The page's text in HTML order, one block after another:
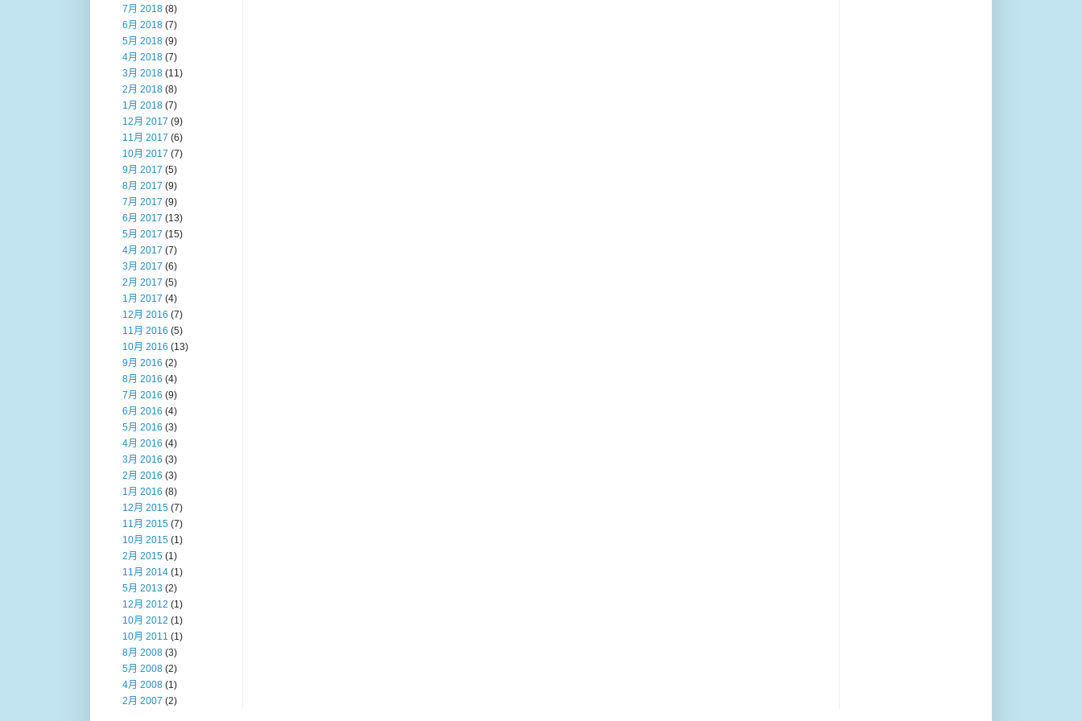
7月 2018 (8)
6月 2018 (7)
5月 2018 (9)
4月 2018 (7)
3月 2018 (11)
2月 2018 (8)
1月 2018 (7)
12月 2017 (9)
11月 2017 (6)
10月 2017 (7)
9月 2017 (5)
8月 2017 (9)
7月 2017 (9)
6月 2017 (13)
5月 2017 (15)
4月 2017 (7)
3月 2017 (6)
2月 2017 (5)
1月 2017 (4)
12月 2016 (7)
11月 2016 (5)
10月 2016 (13)
9月 2016 (2)
8月 2016 (4)
7月 2016 (9)
6月 2016 (4)
5月 2016 (3)
4月 2016 (4)
3月 2016 (3)
2月 2016 (3)
1月 2016 (8)
12月 2015 (7)
11月 2015 (7)
10月 2015 (1)
2月 2015 (1)
11月 2014 (1)
5月 2013 (2)
12月 2012 (1)
10月 2012 (1)
10月 2011 (1)
8月 2008 (3)
5月 2008 (2)
4月 2008 (1)
2月 2007 (2)